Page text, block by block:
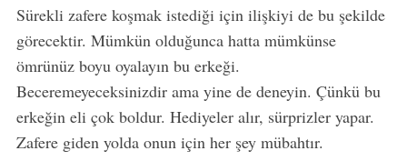
Sürekli zafere koşmak istediği için ilişkiyi de bu şekilde
görecektir. Mümkün olduğunca hatta mümkünse
ömrünüz boyu oyalayın bu erkeği.
Beceremeyeceksinizdir ama yine de deneyin. Çünkü bu
erkeğin eli çok boldur. Hediyeler alır, sürprizler yapar.
Zafere giden yolda onun için her şey mübahtır.